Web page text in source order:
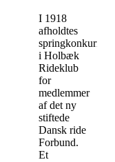
I 1918
afholdtes
springkonkurrence
i Holbæk
Rideklub
for
medlemmer
af det ny
stiftede
Dansk ride
Forbund.
Et